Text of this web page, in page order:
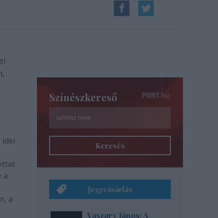
a
a
Színészkereső
Keresés
Jegyvásárlás
Vaszary János: A